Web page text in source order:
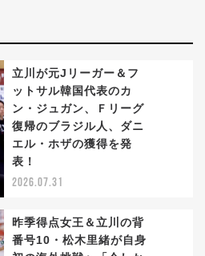
立川が元Jリーガー＆フ
ットサル韓国代表のカ
ン・ジュガン、Ｆリーグ
復帰のブラジル人、ダニ
エル・ホザの獲得を発
表！
2026.07.31
昨季得点女王＆立川の背
番号10・松木里緒が自身